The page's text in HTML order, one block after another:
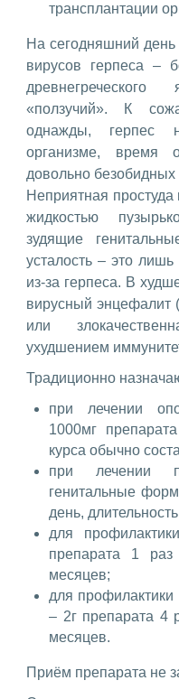
трансплантации
На сегодняшний
вирусов герпеса –
«ползучий». К
однажды, герпес
организме, время
довольно
Неприятная
жидкостью
зудящие
усталость – это
из-за герпеса. В
вирусный энцефалит
или
ухудшением
Традиционно
при лечении
1000мг
курса обычно
при лечении
генитальные
день,
для
препарата 1
месяцев;
для
– 2г препарата 4
месяцев.
Приём препарата не